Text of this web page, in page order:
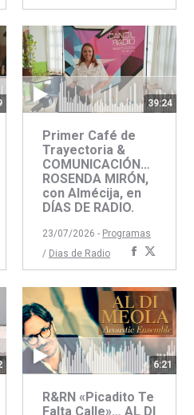
39:24
Primer Café de
Trayectoria &
COMUNICACIÓN…
ROSENDA MIRÓN,
con Almécija, en
DÍAS DE RADIO.
23/07/2026 - Programas
/ Dias de Radio
Compartir
concon
6:21
R&RN «Picadito Te
Falta Calle»… AL DI